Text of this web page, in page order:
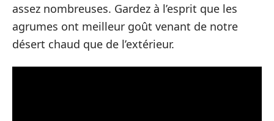
assez nombreuses. Gardez à l’esprit que les
agrumes ont meilleur goût venant de notre
désert chaud que de l’extérieur.